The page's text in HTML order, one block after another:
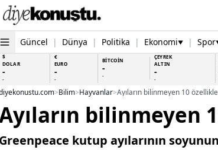
Güncel | Dünya | Politika | Ekonomi▼ | Spor
$
DOLAR
-
-
€
EURO
-
-
BİTCOİN
-
-
ÇEYREK
ALTIN
-
-
>Bilim>Hayvanlar>Ayıların bilinmeyen 10
bilinmeyen
Greenpeace kutup ayılarının